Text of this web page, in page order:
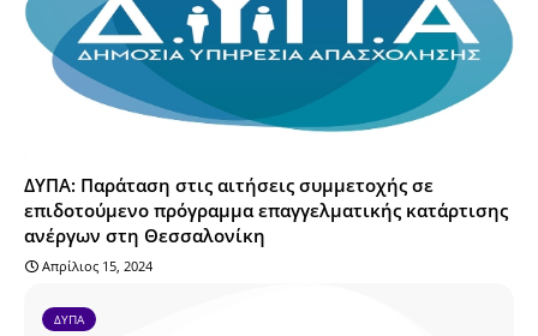
ΔΥΠΑ: Παράταση στις αιτήσεις συμμετοχής σε
επιδοτούμενο πρόγραμμα επαγγελματικής κατάρτισης
ανέργων στη Θεσσαλονίκη
Απρίλιος 15, 2024
ΔΥΠΑ